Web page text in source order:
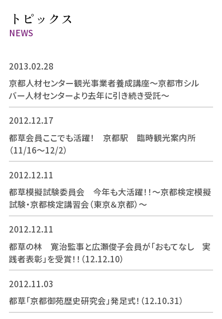
トピックス
NEWS
2013.02.28
京都人材センター観光事業者養成講座～京都市シル
バー人材センターより去年に引き続き受託～
2012.12.17
都草会員ここでも活躍！ 京都駅 臨時観光案内所
（11/16～12/2）
2012.12.11
都草模擬試験委員会 今年も大活躍！！～京都検定模擬
試験・京都検定講習会（東京＆京都）～
2012.12.11
都草の林 寛治監事と広瀬俊子会員が「おもてなし 実
践者表彰」を受賞！！（12.12.10）
2012.11.03
都草「京都御苑歴史研究会」発足式！（12.10.31）